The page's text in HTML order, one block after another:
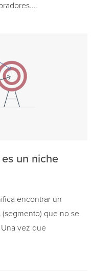
un niche
encontrar un
que no se
vez que